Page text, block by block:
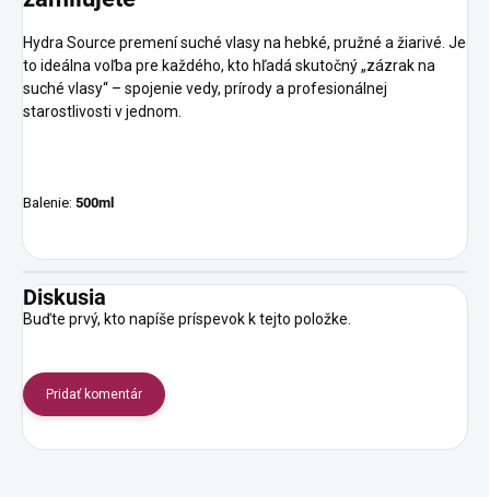
Hydra Source premení suché vlasy na hebké, pružné a žiarivé. Je
to ideálna voľba pre každého, kto hľadá skutočný „zázrak na
suché vlasy“ – spojenie vedy, prírody a profesionálnej
starostlivosti v jednom.
Balenie: 500ml
Diskusia
Buďte prvý, kto napíše príspevok k tejto položke.
Pridať komentár